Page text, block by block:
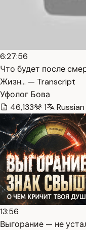
6:27:56
Что будет после
Жизн… — Transcript
Уфолог Бова
46,133
1 Russian
13:56
Выгорание — не